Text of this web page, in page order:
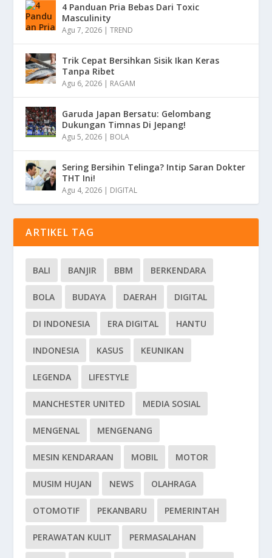
4 Panduan Pria Bebas Dari Toxic
Masculinity
Agu 7, 2026 |TREND
Trik Cepat Bersihkan Sisik Ikan Keras
Tanpa Ribet
Agu 6, 2026 | RAGAM
Garuda Japan Bersatu: Gelombang
Dukungan Timnas Di Jepang!
Agu 5, 2026 | BOLA
Sering Bersihin Telinga? Intip Saran Dokter
THT Ini!
Agu 4, 2026 | DIGITAL
ARTIKEL TAG
BALI BANJIR BBM BERKENDARA
BOLA BUDAYA DAERAH DIGITAL
DI INDONESIA ERA DIGITAL HANTU
INDONESIA KASUS KEUNIKAN
LEGENDA LIFESTYLE
MANCHESTER UNITED MEDIA SOSIAL
MENGENAL MENGENANG
MESIN KENDARAAN MOBIL MOTOR
MUSIM HUJAN NEWS OLAHRAGA
OTOMOTIF PEKANBARU PEMERINTAH
PERAWATAN KULIT PERMASALAHAN